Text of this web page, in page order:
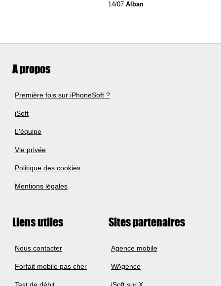
14/07Alban
A propos
Première fois sur iPhoneSoft ?
iSoft
L'équipe
Vie privée
Politique des cookies
Mentions légales
Liens utiles
Nous contacter
Forfait mobile pas cher
Sites partenaires
Agence mobile
WAgence